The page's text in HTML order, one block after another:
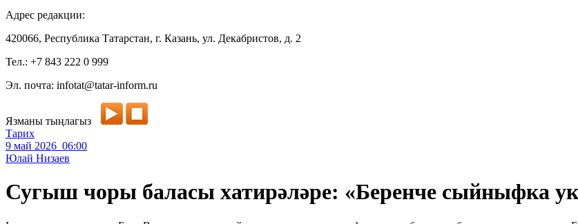
Адрес редакции:
420066, Республика Татарстан, г. Казань, ул. Декабристов, д. 2
Тел.: +7 843 222 0 999
Эл. почта: infotat@tatar-inform.ru
Язманы тыңлагыз
Тарих
9 май 2026 06:00
Юлай Низаев
Сугыш чоры баласы хатирәләре: «Беренче сыйныфка